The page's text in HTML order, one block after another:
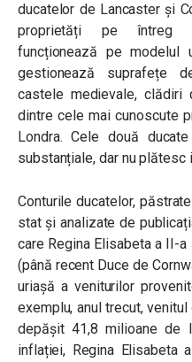
ducatelor de Lancaster și
proprietăți pe întreg
funcționează pe modelul
gestionează suprafețe
castele medievale, clădiri
dintre cele mai cunoscute
Londra. Cele două
substanțiale, dar nu
Conturile ducatelor,
stat și analizate de
care Regina Elisabeta a II-
(până recent Duce de
uriașă a veniturilor
exemplu, anul trecut,
depășit 41,8 milioane de
inflației, Regina Elisabeta